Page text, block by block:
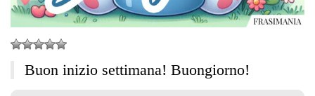
Buon inizio settimana! Buongiorno!